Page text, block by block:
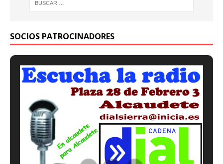
SOCIOS PATROCINADORES